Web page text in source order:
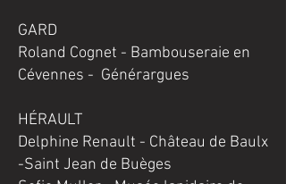
GARD
Roland Cognet - Bambouseraie en
Cévennes - Générargues
HÉRAULT
Delphine Renault - Château de Baulx
-Saint Jean de Buèges